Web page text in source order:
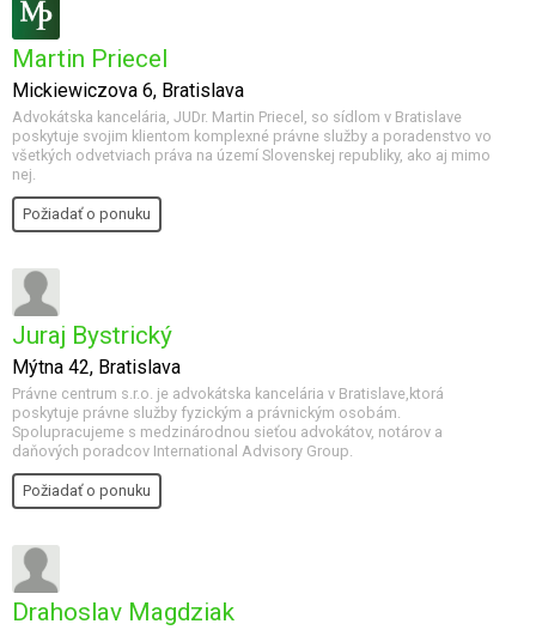
Martin Priecel
Mickiewiczova 6, Bratislava
Advokátska kancelária, JUDr. Martin Priecel, so sídlom v Bratislave
poskytuje svojim klientom komplexné právne služby a poradenstvo vo
všetkých odvetviach práva na území Slovenskej republiky, ako aj mimo
nej.
Požiadať o ponuku
Juraj Bystrický
Mýtna 42, Bratislava
Právne centrum s.r.o. je advokátska kancelária v Bratislave,ktorá
poskytuje právne služby fyzickým a právnickým osobám.
Spolupracujeme s medzinárodnou sieťou advokátov, notárov a
daňových poradcov International Advisory Group.
Požiadať o ponuku
Drahoslav Magdziak